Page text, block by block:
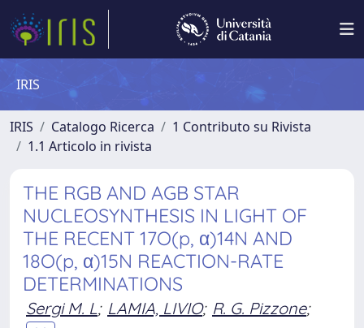
IRIS
IRIS Catalogo Ricerca
1 Contributo su Rivista
1.1 Articolo in rivista
THE RGB AND AGB STAR
NUCLEOSYNTHESIS IN LIGHT OF
THE RECENT 17O(p, α)14N AND
18O(p, α)15N REACTION-RATE
DETERMINATIONS
Sergi M. L; LAMIA, LIVIO; R. G. Pizzone;